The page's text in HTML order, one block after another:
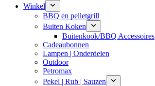
Winkel
BBQ en pelletgrill
Buiten Koken
Buitenkook/BBQ Accessoires
Cadeaubonnen
Lampen | Onderdelen
Outdoor
Petromax
Pekel | Rub | Sauzen